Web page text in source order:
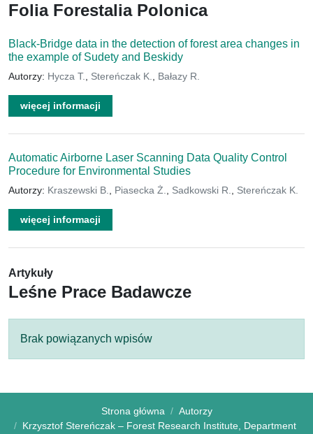
Folia Forestalia Polonica
Black-Bridge data in the detection of forest area changes in
the example of Sudety and Beskidy
Autorzy: Hycza T. Stereńczak K. Bałazy R.
więcej informacji
Automatic Airborne Laser Scanning Data Quality Control
Procedure for Environmental Studies
Autorzy: Kraszewski B. Piasecka Ż. Sadkowski R. Stereńczak K.
więcej informacji
Artykuły
Leśne Prace Badawcze
Brak powiązanych wpisów
Strona główna
Autorzy
Krzysztof Stereńczak – Forest Research Institute, Department